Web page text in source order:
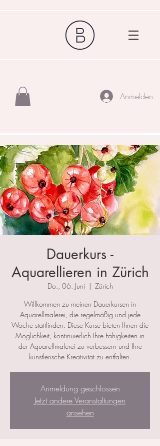
Anmelden
Dauerkurs -
Aquarellieren in Zürich
Do., 06. Juni
  |
Zürich
Willkommen zu meinen Dauerkursen in
Aquarellmalerei, die regelmäßig und jede
Woche stattfinden. Diese Kurse bieten Ihnen die
Möglichkeit, kontinuierlich Ihre Fähigkeiten in
der Aquarellmalerei zu verbessern und Ihre
künstlerische Kreativität zu entfalten.
Anmeldung geschlossen
Jetzt andere Veranstaltungen
ansehen